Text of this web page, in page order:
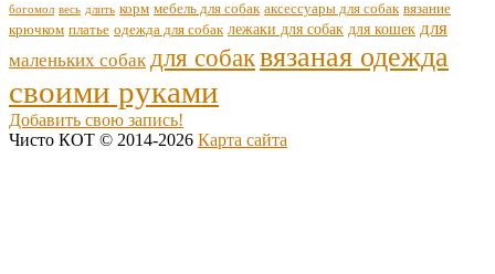
богомол весь длить корм мебель для собак аксессуары для собак вязание
крючком платье одежда для собак лежаки для собак для кошек для
маленьких собак для собаквязаная одежда
своими руками
Добавить свою запись!
Чисто КОТ © 2014-2026 Карта сайта